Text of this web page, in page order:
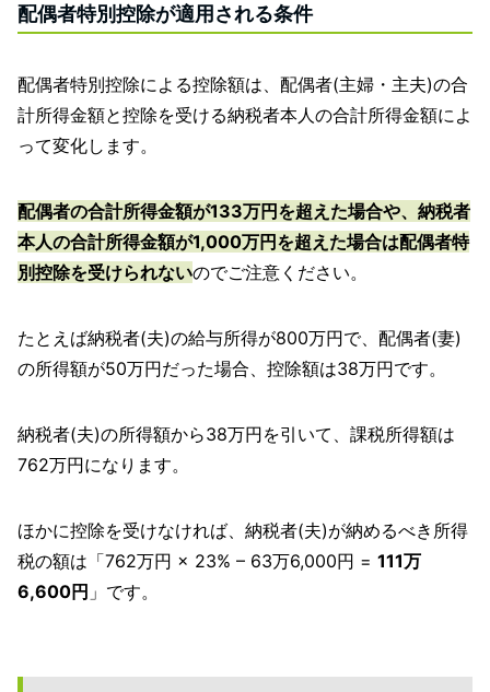
配偶者特別控除が適用される条件
配偶者特別控除による控除額は、配偶者(主婦・主夫)の合
計所得金額と控除を受ける納税者本人の合計所得金額によ
って変化します。
配偶者の合計所得金額が133万円を超えた場合や、納税者
本人の合計所得金額が1,000万円を超えた場合は配偶者特
別控除を受けられないのでご注意ください。
たとえば納税者(夫)の給与所得が800万円で、配偶者(妻)
の所得額が50万円だった場合、控除額は38万円です。
納税者(夫)の所得額から38万円を引いて、課税所得額は
762万円になります。
ほかに控除を受けなければ、納税者(夫)が納めるべき所得
税の額は「762万円 × 23% – 63万6,000円 = 111万
6,600円 」です。